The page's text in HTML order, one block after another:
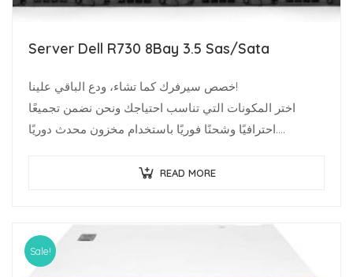
Server Dell R730 8Bay 3.5 Sas/Sata
خصص سيرفرك كما تشاء، ودع الباقي علينا!
اختر المكونات التي تناسب احتياجك ونحن نضمن تجميعًا
احترافيًا وشحنًا فوريًا باستخدام مخزون محدث دوريًا.
READ MORE
Sale!